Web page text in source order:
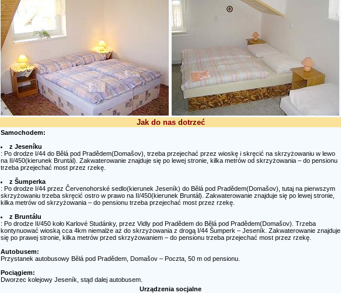
Jak do nas dotrzeć
Samochodem:
z Jeseníku
: Po drodze I/44 do Bělá pod Pradědem(Domašov), trzeba przejechać przez wioskę i skręcić na skrzyżowaniu w lewo
na II/450(kierunek Bruntál). Zakwaterowanie znajduje się po lewej stronie, kilka metrów od skrzyżowania – do pensionu
trzeba przejechać most przez rzekę.
z Šumperka
: Po drodze I/44 przez Červenohorské sedlo(kierunek Jeseník) do Bělá pod Pradědem(Domašov), tutaj na pierwszym
skrzyżowaniu trzeba skręcić ostro w prawo na II/450(kierunek Bruntál). Zakwaterowanie znajduje się po lewej stronie,
kilka metrów od skrzyżowania – do pensionu trzeba przejechać most przez rzekę.
z Bruntálu
: Po drodze II/450 koło Karlové Studánky, przez Vidly pod Pradědem do Bělá pod Pradědem(Domašov). Trzeba
kontynuować wioską cca 4km niemalże aż do skrzyżowania z drogą I/44 Šumperk – Jeseník. Zakwaterowanie znajduje
się po prawej stronie, kilka metrów przed skrzyżowaniem – do pensionu trzeba przejechać most przez rzekę.
Autobusem:
Przystanek autobusowy Bělá pod Pradědem, Domašov – Poczta, 50 m od pensionu.
Pociągiem:
Dworzec kolejowy Jeseník, stąd dalej autobusem.
Urządzenia socjalne